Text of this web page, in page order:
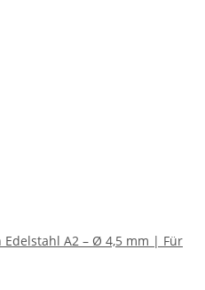
A2 – Ø 4,5 mm | Für